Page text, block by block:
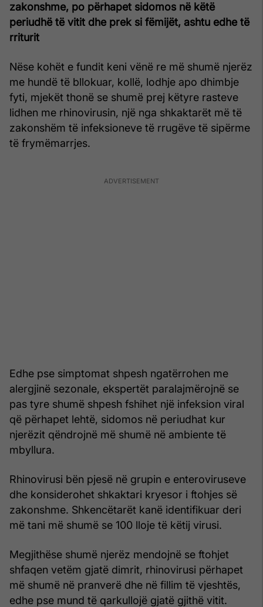
zakonshme, po përhapet sidomos në këtë
periudhë të vitit dhe prek si fëmijët, ashtu edhe të
rriturit
Nëse kohët e fundit keni vënë re më shumë njerëz
me hundë të bllokuar, kollë, lodhje apo dhimbje
fyti, mjekët thonë se shumë prej këtyre rasteve
lidhen me rhinovirusin, një nga shkaktarët më të
zakonshëm të infeksioneve të rrugëve të sipërme
të frymëmarrjes.
Edhe pse simptomat shpesh ngatërrohen me
alergjinë sezonale, ekspertët paralajmërojnë se
pas tyre shumë shpesh fshihet një infeksion viral
që përhapet lehtë, sidomos në periudhat kur
njerëzit qëndrojnë më shumë në ambiente të
mbyllura.
Rhinovirusi bën pjesë në grupin e enteroviruseve
dhe konsiderohet shkaktari kryesor i ftohjes së
zakonshme. Shkencëtarët kanë identifikuar deri
më tani më shumë se 100 lloje të këtij virusi.
Megjithëse shumë njerëz mendojnë se ftohjet
shfaqen vetëm gjatë dimrit, rhinovirusi përhapet
më shumë në pranverë dhe në fillim të vjeshtës,
edhe pse mund të qarkullojë gjatë gjithë vitit.